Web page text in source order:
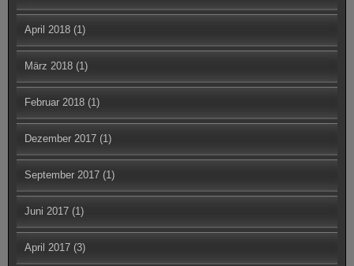
April 2018 (1)
März 2018 (1)
Februar 2018 (1)
Dezember 2017 (1)
September 2017 (1)
Juni 2017 (1)
April 2017 (3)